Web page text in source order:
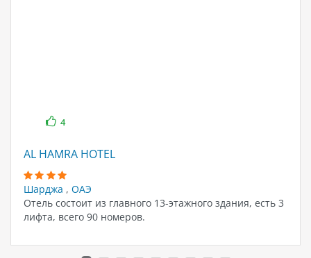
4
AL HAMRA HOTEL
Шарджа , ОАЭ
Отель состоит из главного 13-этажного здания, есть 3
лифта, всего 90 номеров.